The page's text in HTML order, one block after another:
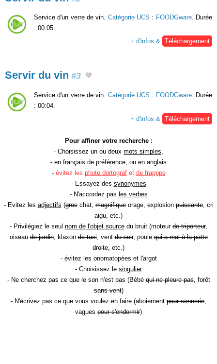
Service d'un verre de vin. Catégorie UCS : FOODGware. Durée
: 00:05.
+ d'infos & Téléchargement
Servir du vin #3
Service d'un verre de vin. Catégorie UCS : FOODGware. Durée
: 00:04.
+ d'infos &
Téléchargement
Pour affiner votre recherche :
- Choisissez un ou deux mots simples
- en français de préférence, ou en anglais
- évitez les phote dortografet de frapppe
- Essayez des synonymes
- N'accordez pas les verbes
- Evitez les adjectifs (groschat,magnifiqueorage, explosionpuissante, cri
aigu , etc.)
- Privilégiez le seul nom de l'objet source du bruit (moteur de triporteur,
oiseaude jardin, klaxonde taxi, ventdu soir, poulequi a mal à la patte
droite , etc.)
- évitez les onomatopées et l'argot
- Choisissez le singulier
- Ne cherchez pas ce que le son n'est pas (Bébéqui ne pleure pas, forêt
sans vent)
- N'écrivez pas ce que vous voulez en faire (aboiement pour sonnerie
vagues pour s'endormir)